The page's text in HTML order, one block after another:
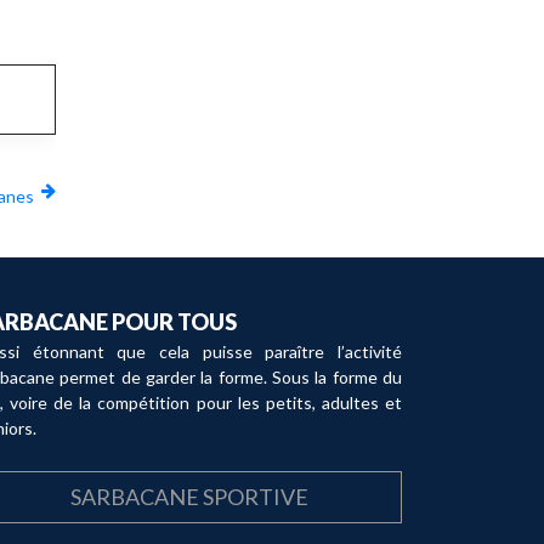
POUR TOUS
étonnant que cela puisse paraître l’activité
permet de garder la forme. Sous la forme du
voire de la compétition pour les petits, adultes et
SARBACANE SPORTIVE